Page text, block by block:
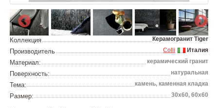
Коллекция Керамогранит Tiger
Производитель Италия
Colli
Материал: керамический гранит
Поверхность: натуральная
Тема: камень, каменная кладка
Размер: 30х60, 60х60